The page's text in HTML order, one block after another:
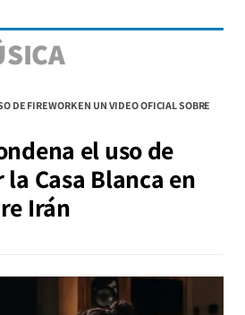
DE FIREWORK EN UN VIDEO OFICIAL SOBRE
el uso de
Casa Blanca en
Irán